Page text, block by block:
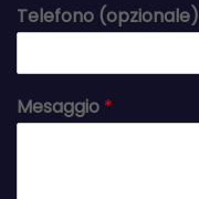
Telefono (opzionale)
Mesaggio *